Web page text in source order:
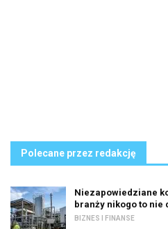
Polecane przez redakcję
Niezapowiedziane
branży nikogo to nie
BIZNES I FINANSE